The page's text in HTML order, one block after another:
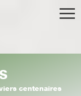
centenaires